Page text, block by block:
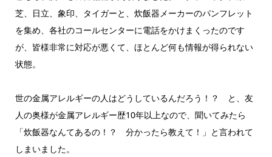
芝、日立、象印、タイガーと、炊飯器メーカーのパンフレット
を集め、各社のコールセンターに電話をかけまくったのです
が、皆様非常に対応が悪くて、ほとんど何も情報が得られない
状態。
世の金属アレルギーの人はどうしているんだろう！？ と、友
人の奥様が金属アレルギー歴10年以上なので、聞いてみたら
「炊飯器なんてあるの！？ 分かったら教えて！」と言われて
しまいました。